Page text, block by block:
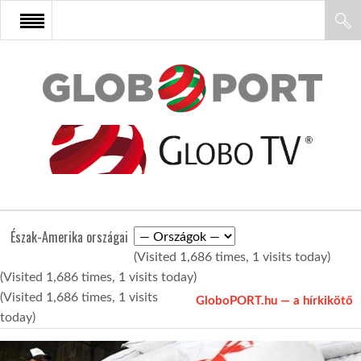
FŐOLDAL
AFRIKA
ÁZSIA
ÉSZAK-AMERIKA
LATIN-AMERIKA
Észak-Amerika országai
(Visited 1,686 times, 1 visits today)
(Visited 1,686 times, 1 visits today)
GloboPORT.hu — a hírkikötő
(Visited 1,686 times, 1 visits
today)